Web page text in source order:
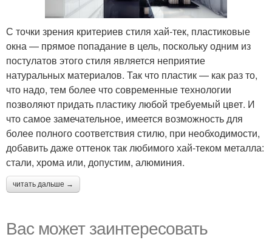
С точки зрения критериев стиля хай-тек, пластиковые
окна — прямое попадание в цель, поскольку одним из
постулатов этого стиля является неприятие
натуральных материалов. Так что пластик — как раз то,
что надо, тем более что современные технологии
позволяют придать пластику любой требуемый цвет. И
что самое замечательное, имеется возможность для
более полного соответствия стилю, при необходимости,
добавить даже оттенок так любимого хай-теком металла:
стали, хрома или, допустим, алюминия.
читать дальше →
Вас может заинтересовать